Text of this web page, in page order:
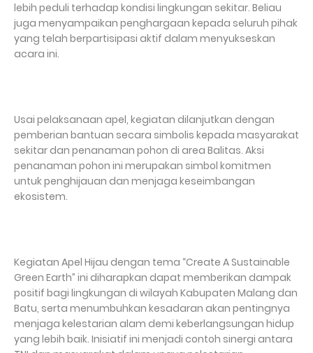
lebih peduli terhadap kondisi lingkungan sekitar. Beliau
juga menyampaikan penghargaan kepada seluruh pihak
yang telah berpartisipasi aktif dalam menyukseskan
acara ini.
Usai pelaksanaan apel, kegiatan dilanjutkan dengan
pemberian bantuan secara simbolis kepada masyarakat
sekitar dan penanaman pohon di area Balitas. Aksi
penanaman pohon ini merupakan simbol komitmen
untuk penghijauan dan menjaga keseimbangan
ekosistem.
Kegiatan Apel Hijau dengan tema “Create A Sustainable
Green Earth” ini diharapkan dapat memberikan dampak
positif bagi lingkungan di wilayah Kabupaten Malang dan
Batu, serta menumbuhkan kesadaran akan pentingnya
menjaga kelestarian alam demi keberlangsungan hidup
yang lebih baik. Inisiatif ini menjadi contoh sinergi antara